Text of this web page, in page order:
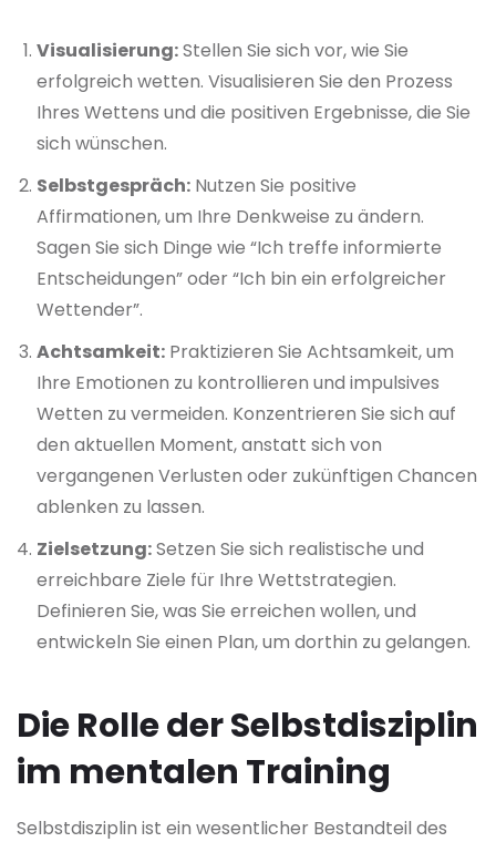
Visualisierung:Stellen Sie sich vor, wie Sie
erfolgreich wetten. Visualisieren Sie den Prozess
Ihres Wettens und die positiven Ergebnisse, die Sie
sich wünschen.
Selbstgespräch: Nutzen Sie positive
Affirmationen, um Ihre Denkweise zu ändern.
Sagen Sie sich Dinge wie “Ich treffe informierte
Entscheidungen” oder “Ich bin ein erfolgreicher
Wettender”.
Achtsamkeit: Praktizieren Sie Achtsamkeit, um
Ihre Emotionen zu kontrollieren und impulsives
Wetten zu vermeiden. Konzentrieren Sie sich auf
den aktuellen Moment, anstatt sich von
vergangenen Verlusten oder zukünftigen Chancen
ablenken zu lassen.
Zielsetzung:Setzen Sie sich realistische und
erreichbare Ziele für Ihre Wettstrategien.
Definieren Sie, was Sie erreichen wollen, und
entwickeln Sie einen Plan, um dorthin zu gelangen.
Die Rolle der Selbstdisziplin
im mentalen Training
Selbstdisziplin ist ein wesentlicher Bestandteil des